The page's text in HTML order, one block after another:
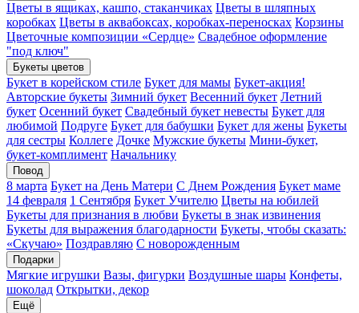
Цветы в ящиках, кашпо, стаканчиках Цветы в шляпных
коробках Цветы в аквабоксах, коробках-переносках Корзины
Цветочные композиции «Сердце» Свадебное оформление
"под ключ"
Букеты цветов
Букет в корейском стиле Букет для мамы Букет-акция!
Авторские букеты Зимний букет Весенний букет Летний
букет Осенний букет Свадебный букет невесты Букет для
любимой Подруге Букет для бабушки Букет для жены Букеты
для сестры Коллеге Дочке Мужские букеты Мини-букет,
букет-комплимент Начальнику
Повод
8 марта Букет на День Матери С Днем Рождения Букет маме
14 февраля 1 Сентября Букет Учителю Цветы на юбилей
Букеты для признания в любви Букеты в знак извинения
Букеты для выражения благодарности Букеты, чтобы сказать:
«Скучаю» Поздравляю С новорожденным
Подарки
Мягкие игрушки Вазы, фигурки Воздушные шары Конфеты,
шоколад Открытки, декор
Ещё